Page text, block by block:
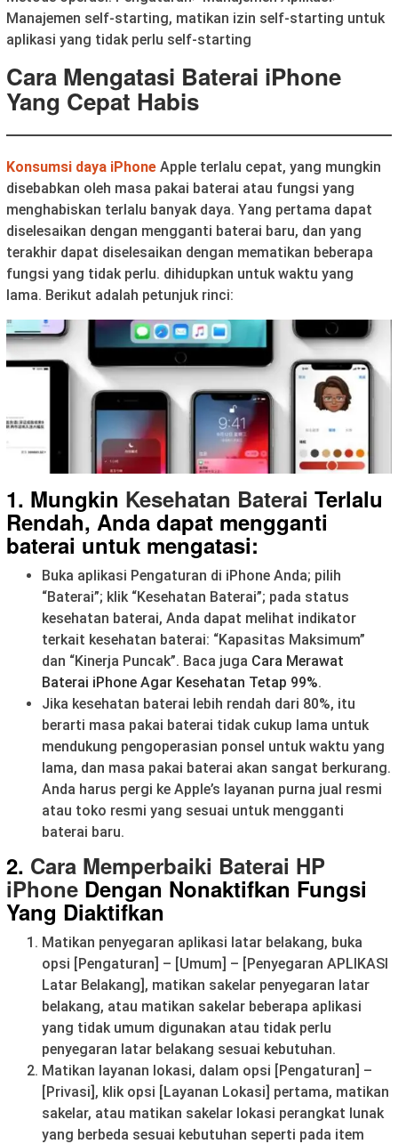
Manajemen self-starting, matikan izin self-starting untuk
aplikasi yang tidak perlu self-starting
Cara Mengatasi Baterai iPhone
Yang Cepat Habis
Konsumsi daya iPhone Apple terlalu cepat, yang mungkin
disebabkan oleh masa pakai baterai atau fungsi yang
menghabiskan terlalu banyak daya. Yang pertama dapat
diselesaikan dengan mengganti baterai baru, dan yang
terakhir dapat diselesaikan dengan mematikan beberapa
fungsi yang tidak perlu. dihidupkan untuk waktu yang
lama. Berikut adalah petunjuk rinci:
1. Mungkin Kesehatan Baterai Terlalu
Rendah, Anda dapat mengganti
baterai untuk mengatasi:
Buka aplikasi Pengaturan di iPhone Anda; pilih
“Baterai”; klik “Kesehatan Baterai”; pada status
kesehatan baterai, Anda dapat melihat indikator
terkait kesehatan baterai: “Kapasitas Maksimum”
dan “Kinerja Puncak”. Baca juga Cara Merawat
Baterai iPhone Agar Kesehatan Tetap 99%.
Jika kesehatan baterai lebih rendah dari 80%, itu
berarti masa pakai baterai tidak cukup lama untuk
mendukung pengoperasian ponsel untuk waktu yang
lama, dan masa pakai baterai akan sangat berkurang.
Anda harus pergi ke Apple’s layanan purna jual resmi
atau toko resmi yang sesuai untuk mengganti
baterai baru.
2. Cara Memperbaiki Baterai HP
iPhone Dengan Nonaktifkan Fungsi
Yang Diaktifkan
Matikan penyegaran aplikasi latar belakang, buka
opsi [Pengaturan] – [Umum] – [Penyegaran APLIKASI
Latar Belakang], matikan sakelar penyegaran latar
belakang, atau matikan sakelar beberapa aplikasi
yang tidak umum digunakan atau tidak perlu
penyegaran latar belakang sesuai kebutuhan.
Matikan layanan lokasi, dalam opsi [Pengaturan] –
[Privasi], klik opsi [Layanan Lokasi] pertama, matikan
sakelar, atau matikan sakelar lokasi perangkat lunak
yang berbeda sesuai kebutuhan seperti pada item